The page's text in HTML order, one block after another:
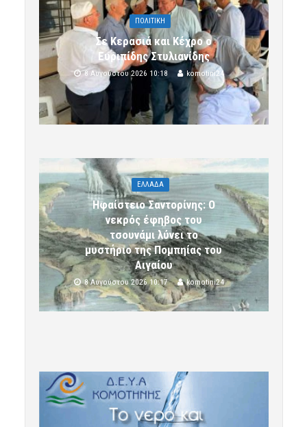
ΠΟΛΙΤΙΚΗ
Σε Κερασιά και Κέχρο ο
Ευριπίδης Στυλιανίδης
8 Αυγούστου 2026 10:18 komotini24
ΕΛΛΑΔΑ
Ηφαίστειο Σαντορίνης: Ο
νεκρός έφηβος του
τσουνάμι λύνει το
μυστήριο της Πομπηίας του
Αιγαίου
8 Αυγούστου 2026 10:17 komotini24